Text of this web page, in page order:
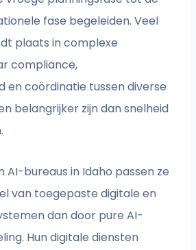
fase begeleiden. Veel
plaats in complexe
compliance,
en coördinatie tussen diverse
belangrijker zijn dan snelheid
AI-bureaus in Idaho passen ze
van toegepaste digitale en
dan door pure AI-
Hun digitale diensten